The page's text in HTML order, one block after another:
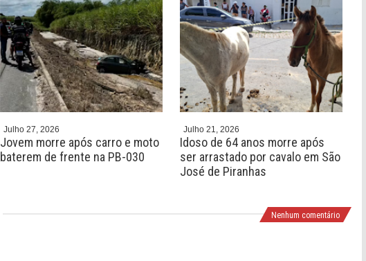
Julho 27, 2026
Jovem morre após carro e moto
baterem de frente na PB-030
Julho 21, 2026
Idoso de 64 anos morre após
ser arrastado por cavalo em São
José de Piranhas
r
e
v
e
x
t
Nenhum comentário